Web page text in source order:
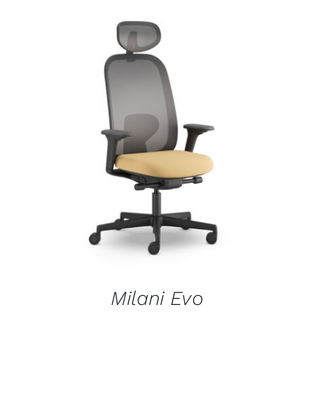
Outlet
Contact
DÉTAILS
Milani Evo